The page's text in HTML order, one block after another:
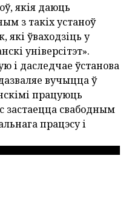
якія даюць
з такіх устаноў
які ўваходзіць у
універсітэт».
і даследчае ўстанова
вучыцца ў
працуюць
застаецца свабодным
працэсу і